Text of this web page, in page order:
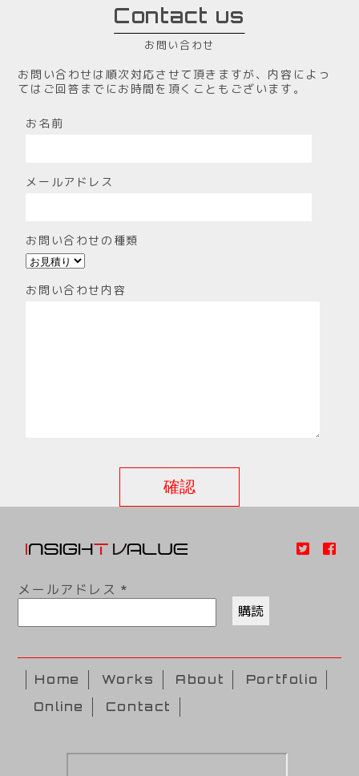
Contact us
お問い合わせ
お問い合わせは順次対応させて頂きますが、内容によっ
てはご回答までにお時間を頂くこともございます。
お名前
メールアドレス
お問い合わせの種類
お問い合わせ内容
メールアドレス*
Home Works About
Portfolio
Online
Contact